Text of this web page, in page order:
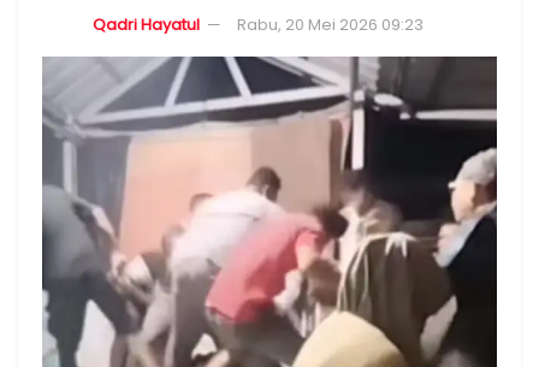
Qadri Hayatul Rabu, 20 Mei 2026 09:23